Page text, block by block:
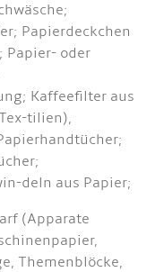
Papierdeckchen
Papier- oder
Kaffeefilter aus
tilien),
deln aus Papier;
(Apparate
Themenblöcke,